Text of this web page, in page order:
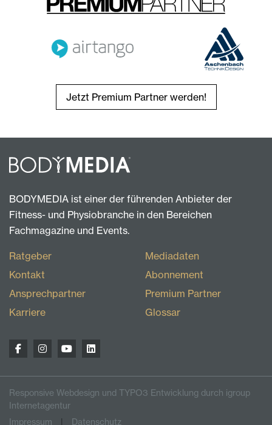
Jetzt Premium Partner werden!
BODYMEDIA ist einer der führenden Anbieter der
Fitness- und Physiobranche in den Bereichen
Fachmagazine und Events.
Ratgeber
Kontakt
Ansprechpartner
Karriere
Mediadaten
Abonnement
Premium Partner
Glossar
Responsive Webdesign und TYPO3 Entwicklung durch igroup
Internetagentur
Impressum
Datenschutz